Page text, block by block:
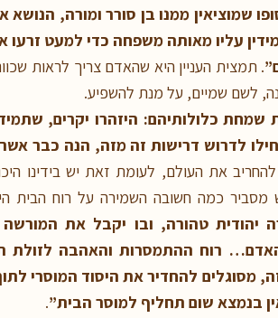
שמוציאין ממנו בן סורר ומורה, הנושא
עליו מאותה משפחה כדי למעט זרעו
. תמצית העניין היא שהאדם צריך לראות
לשם שמיים, על מנת להשפיע.
שמחת כלולותיהם: היזהרו יקרים,
לדרוש דרישות זה מזה, הנה כבר
את העולם, לעומת זאת יש בידינו
כמה חשובה השמירה על רוח הבית
יהודית טהורה, ובו יקבל את
האדם… רוח ההתמסרות והאהבה
מסוגלים להחדיר את היסוד המוסרי
בנמצא שום תחליף למוסר הבית”.